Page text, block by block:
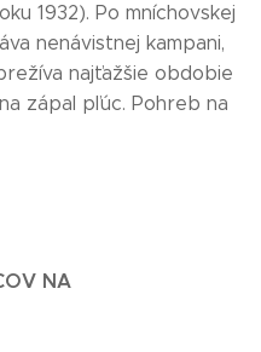
1932). Po mníchovskej
nenávistnej kampani,
najťažšie obdobie
zápal pľúc. Pohreb na
NA